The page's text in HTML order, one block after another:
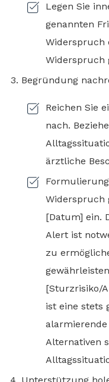
Legen Sie
genannten
Widerspruch
Widerspruch
Begründung
Reichen Sie
nach.
ärztliche
Widerspruch
[Datum] ein.
Alert ist
zu
[Sturzrisiko/
ist eine stets
Alternativen